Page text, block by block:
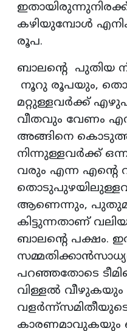
കഴിയുമ്പോൾ
രൂപ.
ബാലന്റെ പുതിയ
നൂറു രൂപയും,
മറ്റുള്ളവർക്ക്
വീതവും വേണം
അങ്ങിനെ
നിന്നുള്ളവർക്ക്‌
വരും എന്ന എന്റെ
ആണെന്നും,
കിട്ടുന്നതാണ്
ബാലന്റെ പക്ഷം.
പറഞ്ഞതോടെ
വിള്ളൽ
കാരണമാവുകയും